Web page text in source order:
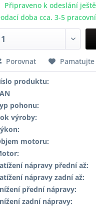
Připraveno k odeslání
doba cca. 3-5
Porovnat Pamatujte
produktu:
pohonu:
výroby:
motoru:
nápravy přední až:
nápravy zadní až:
přední nápravy:
zadní nápravy: